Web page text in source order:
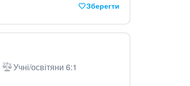
Зберегти
Учні/освітяни 6:1